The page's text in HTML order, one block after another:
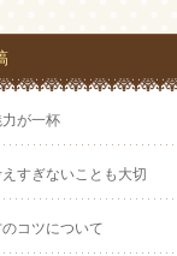
が一杯
すぎないことも大切
コツについて